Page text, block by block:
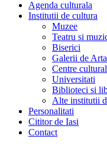
Agenda culturala
Institutii de cultura
Muzee
Teatru si
Biserici
Galerii de Arta
Centre
Universitati
Biblioteci si
Alte institutii
Personalitati
Cititor de Iasi
Contact